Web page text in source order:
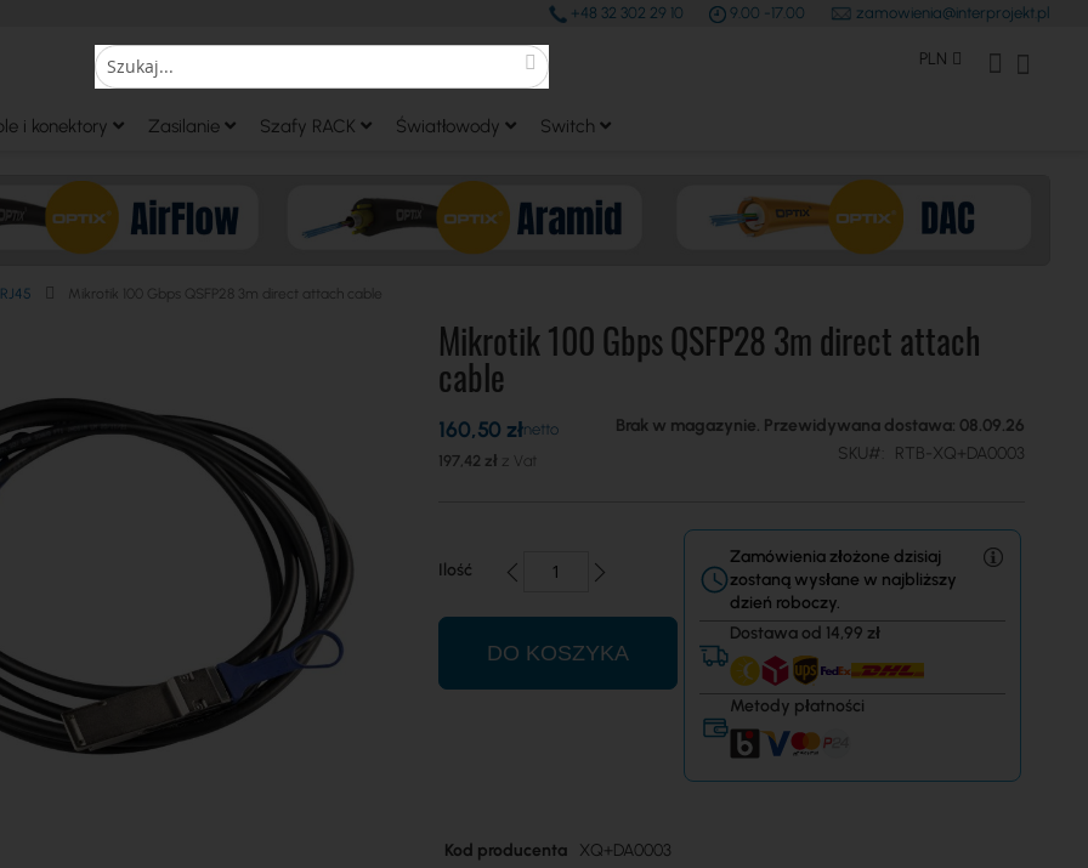
+48 32 302 29 10 9.00 -17.00 zamowienia@interprojekt.pl
Search
Search Waluta
PLN Konto Klienta
i konektory Zasilanie Szafy RACK Światłowody Switch
Mikrotik 100 Gbps QSFP28 3m direct attach cable
Mikrotik 100 Gbps QSFP28 3m direct attach
cable
197,42 zł
160,50 zł
Brak w magazynie. Przewidywana dostawa: 08.09.26
SKU
RTB-XQ+DA0003
Ilość
DO KOSZYKA
Zamówienia złożone dzisiaj
zostaną wysłane w najbliższy
dzień roboczy.
Dostawa od 14,99 zł
Metody płatności
Więcej
Kod producenta
XQ+DA0003